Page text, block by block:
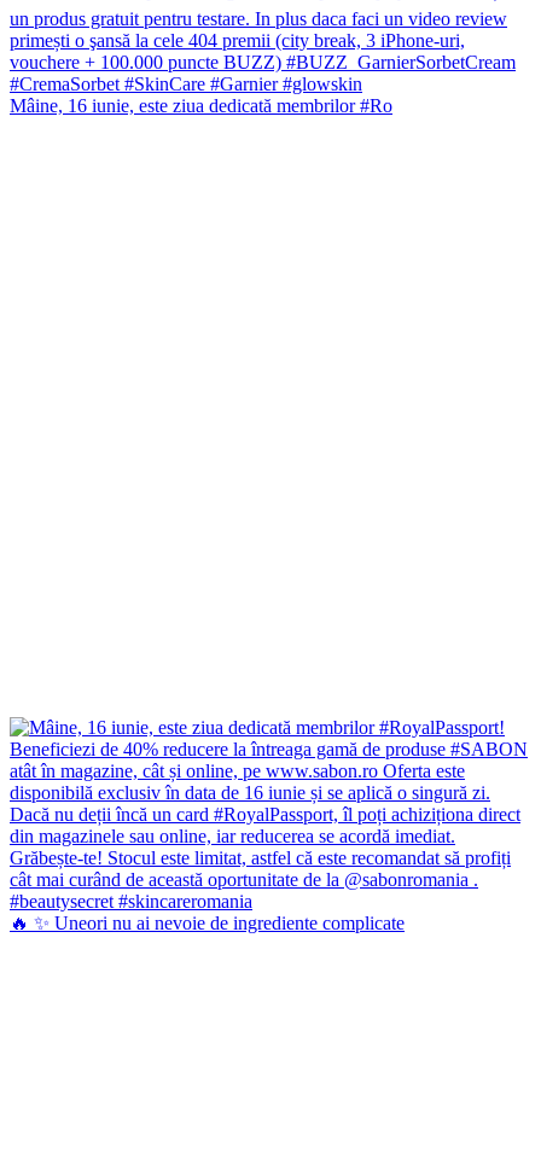
Mâine, 16 iunie, este ziua dedicată membrilor #Ro
🔥 ✨ Uneori nu ai nevoie de ingrediente complicate